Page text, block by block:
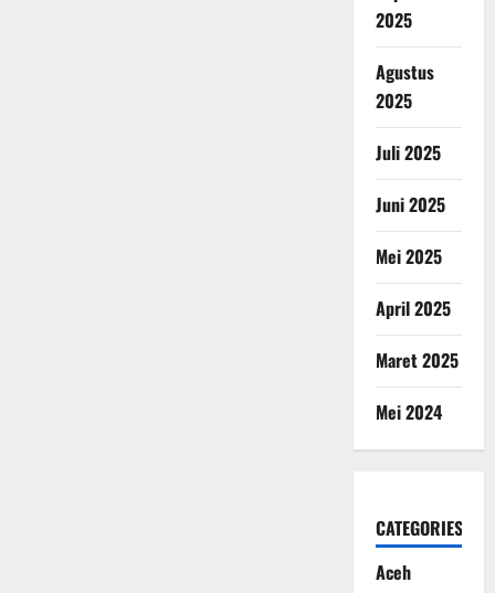
2025
Agustus
2025
Juli 2025
Juni 2025
Mei 2025
April 2025
Maret 2025
Mei 2024
CATEGORIES
Aceh